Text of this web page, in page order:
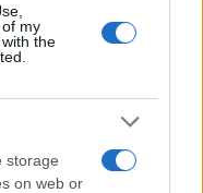
my
the
storage
on web or